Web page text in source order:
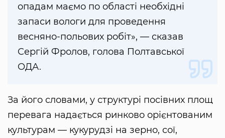
опадам маємо по області необхідні
запаси вологи для проведення
весняно-польових робіт», — сказав
Сергій Фролов, голова Полтавської
ОДА.
За його словами, у структурі посівних площ
перевага надається ринково орієнтованим
культурам — кукурудзі на зерно, сої,